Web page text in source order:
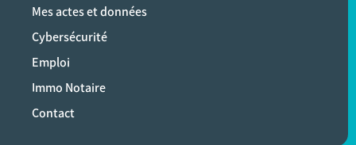
Mes actes et données
Cybersécurité
Emploi
Immo Notaire
Contact